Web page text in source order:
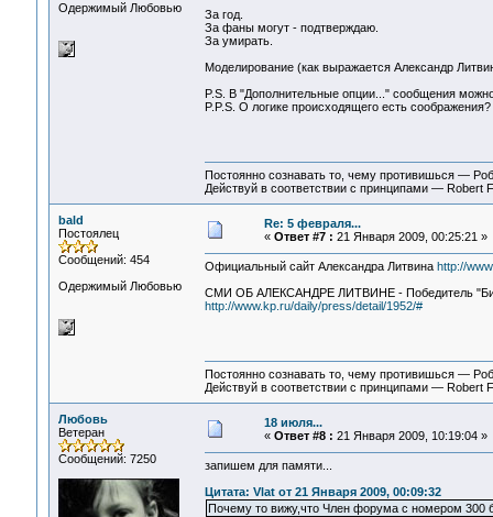
Одержимый Любовью
За год.
За фаны могут - подтверждаю.
За умирать.
Моделирование (как выражается Александр
P.S. В "Дополнительные опции..." сообщения
P.P.S. О логике происходящего есть соображения?
Постоянно сознавать то, чему противишься —
Действуй в соответствии с принципами — Robert
bald
Постоялец
Сообщений: 454
Одержимый Любовью
Re: 5 февраля...
« Ответ #7 : 21 Января 2009, 00:25:21 »
Официальный сайт Александра Литвина http://
СМИ ОБ АЛЕКСАНДРЕ ЛИТВИНЕ - Победитель
http://www.kp.ru/daily/press/detail/1952/#
Постоянно сознавать то, чему противишься —
Действуй в соответствии с принципами — Robert
Любовь
Ветеран
Сообщений: 7250
18 июля...
« Ответ #8 : 21 Января 2009, 10:19:04 »
запишем для памяти...
Цитата: Vlat от 21 Января 2009, 00:09:32
Почему то вижу,что Член форума с номером 300